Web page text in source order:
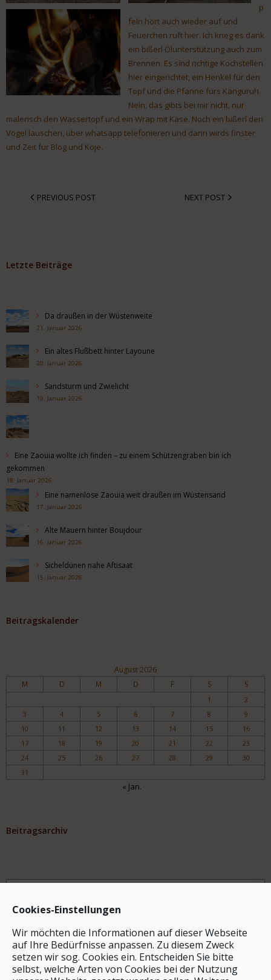
Cookies-Einstellungen
Wir möchten die Informationen auf dieser Webseite
auf Ihre Bedürfnisse anpassen. Zu diesem Zweck
setzen wir sog. Cookies ein. Entscheiden Sie bitte
selbst, welche Arten von Cookies bei der Nutzung
p
feln hört auch wieder auf und
Feuerchen ruft hier. Ich krieg es dank
ein bißerl Ölunterstützung auch zum
Brennen. Es sind richtige Kochstellen
hier eingerichtet, ein Henkel für den
Topf und die Pfanne fürs Känguruh.
Nein, das gibts bei mir nicht, nur
malerisch den Wassertopf und ein Wrap mit Käse. Noch ein bißerl den
Vögel lauschen, über whatsapp telefonieren und dann wirds finster
und Zeit für Blog und Koje.
PREVIOUS POST NEXT POST
Letzte Beiträge
Da draußen in der Wüstenweite
21. Januar 2026
Ein altes Flußbett hinter Layoune
20. Januar 2026
Sandsturm und Zwielicht
19. Januar 2026
Eine Zaouia wollte ich finden – zu einem Schützengraben bin ich
gekommen
18. Januar 2026
Eine namenlose Zaouia weit draußen im Wüstensand
17. Januar 2026
Alte Mauern hinter Boujdour
16. Januar 2026
Sicheldünen nahe Aftisaat
15. Januar 2026
Beitragskalender
August 2026
M D M D F S S
1
2
3
4 5 6 7 8
9
10
11 12 13 14 15
16
17
18 19 20 21 22
23
24
25 26 27 28 29
30
31
« Jan.
Beitragsarchiv
Archiv